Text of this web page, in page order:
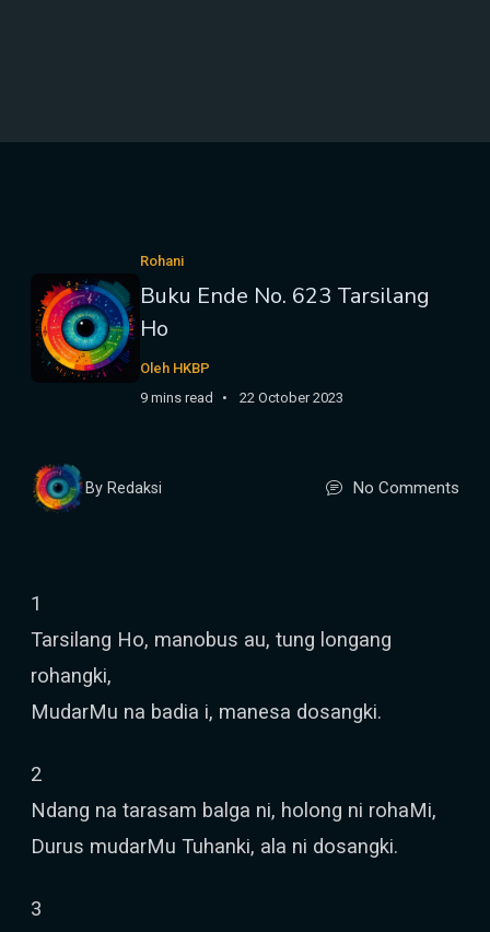
Rohani
Buku Ende No. 623 Tarsilang
Ho
Oleh HKBP
9 mins read
22 October 2023
By Redaksi No Comments
1
Tarsilang Ho, manobus au, tung longang
rohangki,
MudarMu na badia i, manesa dosangki.
2
Ndang na tarasam balga ni, holong ni rohaMi,
Durus mudarMu Tuhanki, ala ni dosangki.
3